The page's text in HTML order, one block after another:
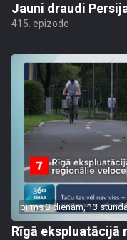
Jauni draudi
415. epizode
pirms 3 dienām, 13
Rīgā ekspluatācijā